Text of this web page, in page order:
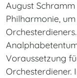
August
Philharmonie,
Voraussetzung
Orchesterdiener.